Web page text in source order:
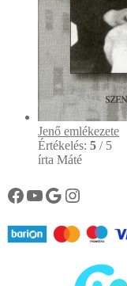
Jenő emlékezete
Értékelés: 5 / 5
írta Máté
Könyvtárunk facebook oldala
Könyvtárunk YouTube csatornája
Google